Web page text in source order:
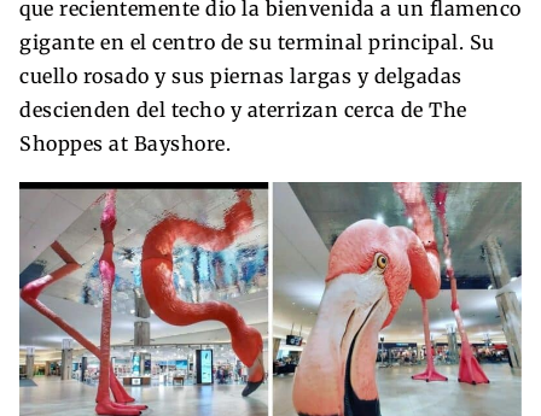
que recientemente dio la bienvenida a un flamenco
gigante en el centro de su terminal principal. Su
cuello rosado y sus piernas largas y delgadas
descienden del techo y aterrizan cerca de The
Shoppes at Bayshore.